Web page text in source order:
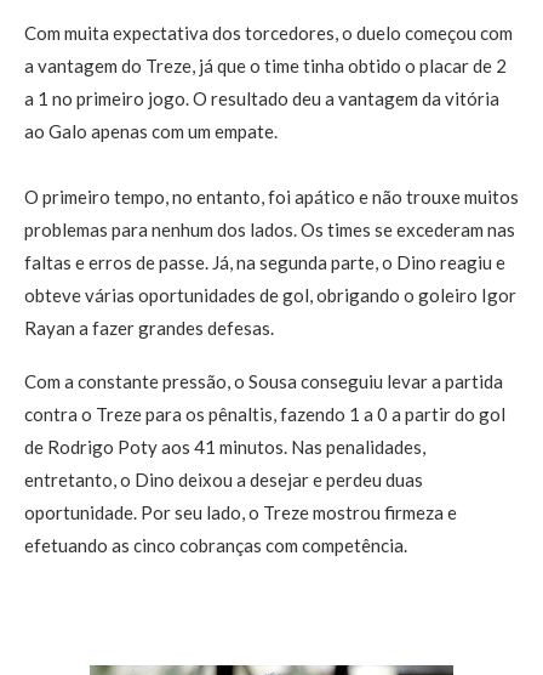
Com muita expectativa dos torcedores, o duelo começou com
a vantagem do Treze, já que o time tinha obtido o placar de 2
a 1 no primeiro jogo. O resultado deu a vantagem da vitória
ao Galo apenas com um empate.
O primeiro tempo, no entanto, foi apático e não trouxe muitos
problemas para nenhum dos lados. Os times se excederam nas
faltas e erros de passe. Já, na segunda parte, o Dino reagiu e
obteve várias oportunidades de gol, obrigando o goleiro Igor
Rayan a fazer grandes defesas.
Com a constante pressão, o Sousa conseguiu levar a partida
contra o Treze para os pênaltis, fazendo 1 a 0 a partir do gol
de Rodrigo Poty aos 41 minutos. Nas penalidades,
entretanto, o Dino deixou a desejar e perdeu duas
oportunidade. Por seu lado, o Treze mostrou firmeza e
efetuando as cinco cobranças com competência.